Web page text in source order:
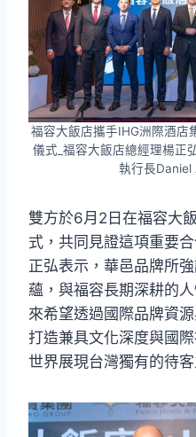
福容大飯店攜手IHG洲際酒店
儀式_福容大飯店總經理楊正
執行長Daniel
雙方於6月2日在福容大
式，共同見證這項重要
正弘表示，華邑品牌所
蘊，與福容長期深耕的
來希望透過國際品牌資
打造兼具文化深度與國
世界展現台灣獨有的待客